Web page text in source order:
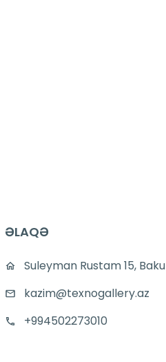
ƏLAQƏ
Suleyman Rustam 15, Baku
kazim@texnogallery.az
+994502273010